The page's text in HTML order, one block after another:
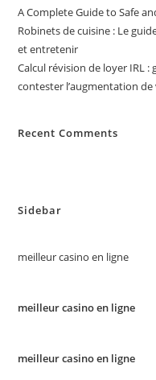
A Complete Guide to Safe
Robinets de cuisine : Le
et entretenir
Calcul révision de loyer IRL
contester l’augmentation
Recent Comments
Sidebar
meilleur casino en ligne
meilleur casino en ligne
meilleur casino en ligne